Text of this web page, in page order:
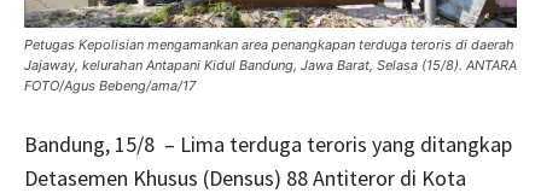
Petugas Kepolisian mengamankan area penangkapan terduga teroris di daerah
Jajaway, kelurahan Antapani Kidul Bandung, Jawa Barat, Selasa (15/8). ANTARA
FOTO/Agus Bebeng/ama/17
Bandung, 15/8 – Lima terduga teroris yang ditangkap
Detasemen Khusus (Densus) 88 Antiteror di Kota